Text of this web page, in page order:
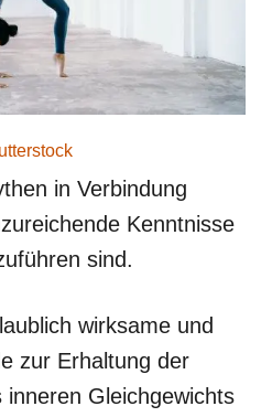
in Verbindung
Kenntnisse
sind.
wirksame und
zur Erhaltung der
Gleichgewichts